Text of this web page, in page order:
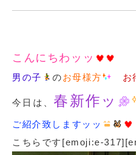
こんにちわッッ
男の子 のお母様方 お
今日は、春新作ッ
ご紹介致しますッッ
こちらです[emoji:e-